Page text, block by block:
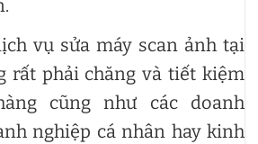
vụ sửa máy scan ảnh tại
rất phải chăng và tiết kiệm
cũng như các doanh
nghiệp cá nhân hay kinh